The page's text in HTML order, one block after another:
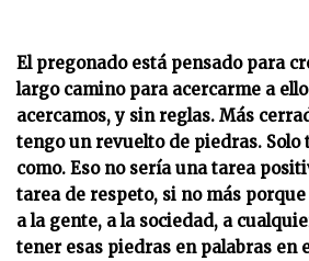
El pregonado está pensado para
largo camino para acercarme a
acercamos, y sin reglas. Más
tengo un revuelto de piedras. Solo
como. Eso no sería una tarea
tarea de respeto, si no más
a la gente, a la sociedad, a
tener esas piedras en palabras en